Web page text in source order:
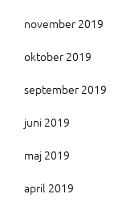
november 2019
oktober 2019
september 2019
juni 2019
maj 2019
april 2019